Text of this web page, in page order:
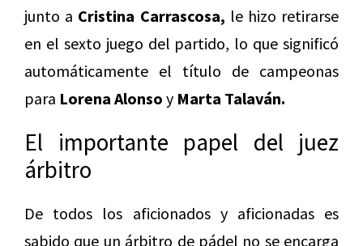
junto a Cristina Carrascosa, le hizo retirarse
en el sexto juego del partido, lo que significó
automáticamente el título de campeonas
para Lorena Alonso y Marta Talaván.
El importante papel del juez
árbitro
De todos los aficionados y aficionadas es
sabido que un árbitro de pádel no se encarga